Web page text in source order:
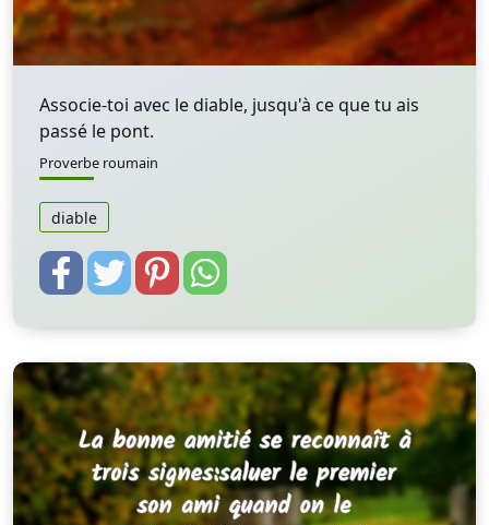
Associe-toi avec le diable, jusqu'à ce que tu ais
passé le pont.
Proverbe roumain
diable